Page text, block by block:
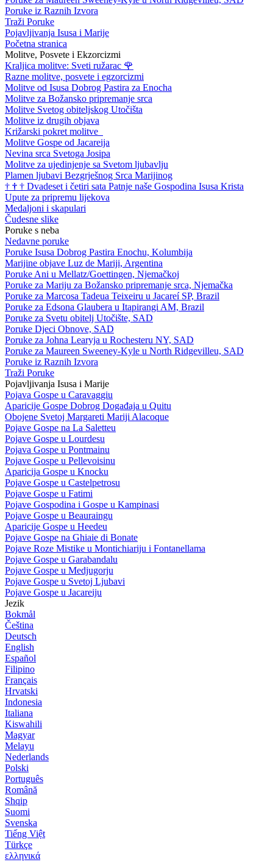
Poruke iz Raznih Izvora
Traži Poruke
Pojavljivanja Isusa i Marije
Početna stranica
Molitve, Posvete i Ekzorcizmi
Kraljica molitve: Sveti ružarac 🌹
Razne molitve, posvete i egzorcizmi
Molitve od Isusa Dobrog Pastira za Enocha
Molitve za Božansko pripremanje srca
Molitve Svetog obiteljskog Utočišta
Molitve iz drugih objava
Križarski pokret molitve
Molitve Gospe od Jacareija
Nevina srca Svetoga Josipa
Molitve za ujedinjenje sa Svetom ljubavlju
Plamen ljubavi Bezgrješnog Srca Marijinog
† † † Dvadeset i četiri sata Patnje naše Gospodina Isusa Krista
Upute za pripremu lijekova
Medaljoni i skapulari
Čudesne slike
Poruke s neba
Nedavne poruke
Poruke Isusa Dobrog Pastira Enochu, Kolumbija
Marijine objave Luz de Mariji, Argentina
Poruke Ani u Mellatz/Goettingen, Njemačkoj
Poruke za Mariju za Božansko pripremanje srca, Njemačka
Poruke za Marcosa Tadeua Teixeiru u Jacareí SP, Brazil
Poruke za Edsona Glaubera u Itapirangi AM, Brazil
Poruke za Svetu obitelj Utočište, SAD
Poruke Djeci Obnove, SAD
Poruke za Johna Learyja u Rochesteru NY, SAD
Poruke za Maureen Sweeney-Kyle u North Ridgevilleu, SAD
Poruke iz Raznih Izvora
Traži Poruke
Pojavljivanja Isusa i Marije
Pojava Gospe u Caravaggiu
Aparicije Gospe Dobrog Događaja u Quitu
Obojene Svetoj Margareti Mariji Alacoque
Pojave Gospe na La Saletteu
Pojave Gospe u Lourdesu
Pojava Gospe u Pontmainu
Pojave Gospe u Pellevoisinu
Aparicija Gospe u Knocku
Pojave Gospe u Castelpetrosu
Pojave Gospe u Fatimi
Pojave Gospodina i Gospe u Kampinasi
Pojave Gospe u Beauraingu
Aparicije Gospe u Heedeu
Pojave Gospe na Ghiaie di Bonate
Pojave Roze Mistike u Montichiariju i Fontanellama
Pojave Gospe u Garabandalu
Pojave Gospe u Medjugorju
Pojave Gospe u Svetoj Ljubavi
Pojave Gospe u Jacareiju
Jezik
Bokmål
Čeština
Deutsch
English
Español
Filipino
Français
Hrvatski
Indonesia
Italiana
Kiswahili
Magyar
Melayu
Nederlands
Polski
Português
Română
Shqip
Suomi
Svenska
Tiếng Việt
Türkçe
ελληνικά